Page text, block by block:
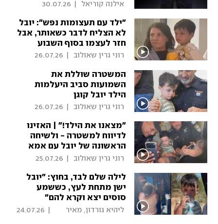
אילנה קוריאל 30.07.26
"ילד עם תעצומות נפש": יובל
לא הצליח לדבר כשאותר, אבל
חזר לעצמו בסוף השבוע
רוני גרין שאולוב 26.07.26
המשטרה שוללת את
השמועות סביב היעלמות
הילד יובל קוגן
רוני גרין שאולוב 26.07.26
"מצאנו את הילד!" | האזינו
לדיווח למשטרה - ולשיחה
הראשונה של יובל עם אמא
רוני גרין שאולוב 25.07.26
לילה שלם לבד, בחוץ: "יובל
ישן מתחת לעץ, כששמע
סוסים יצא וקרא להם"
24.07.26